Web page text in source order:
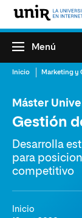
Menú
Inicio
Máster
Gestión
Desarrolla
para
competitivo
Inicio